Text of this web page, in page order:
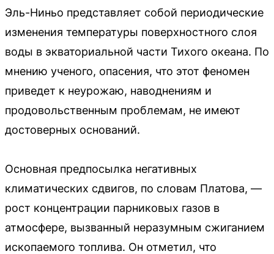
Эль-Ниньо представляет собой периодические
изменения температуры поверхностного слоя
воды в экваториальной части Тихого океана. По
мнению ученого, опасения, что этот феномен
приведет к неурожаю, наводнениям и
продовольственным проблемам, не имеют
достоверных оснований.
Основная предпосылка негативных
климатических сдвигов, по словам Платова, —
рост концентрации парниковых газов в
атмосфере, вызванный неразумным сжиганием
ископаемого топлива. Он отметил, что